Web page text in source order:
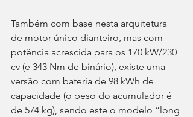
Também com base nesta arquitetura
de motor único dianteiro, mas com
potência acrescida para os 170 kW/230
cv (e 343 Nm de binário), existe uma
versão com bateria de 98 kWh de
capacidade (o peso do acumulador é
de 574 kg), sendo este o modelo “long